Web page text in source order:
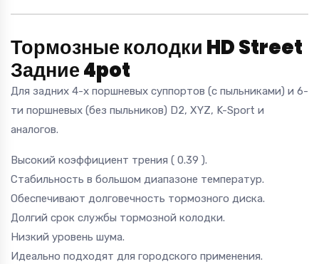
Тормозные колодки HD Street
Задние 4pot
Для задних 4-х поршневых суппортов (с пыльниками) и 6-
ти поршневых (без пыльников) D2, XYZ, K-Sport и
аналогов.
Высокий коэффициент трения ( 0.39 ).
Стабильность в большом диапазоне температур.
Обеспечивают долговечность тормозного диска.
Долгий срок службы тормозной колодки.
Низкий уровень шума.
Идеально подходят для городского применения.